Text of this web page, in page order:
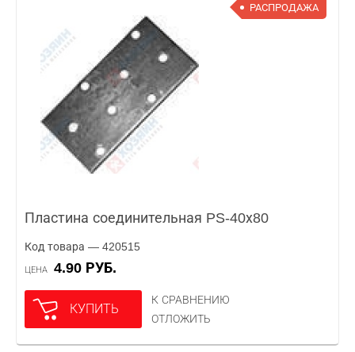
РАСПРОДАЖА
Пластина соединительная PS-40х80
Код товара — 420515
ЦЕНА 4.90 РУБ.
КУПИТЬ
К СРАВНЕНИЮ
ОТЛОЖИТЬ